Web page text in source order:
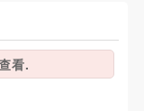
看.